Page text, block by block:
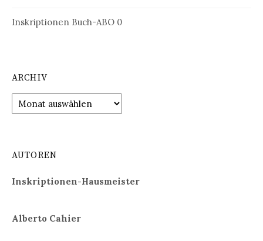
Inskriptionen Buch-ABO 0
ARCHIV
Archiv
AUTOREN
Inskriptionen-Hausmeister
Alberto Cahier